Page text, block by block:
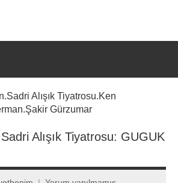
Alışık Tiyatrosu.Ken
Gürzumar
Alışık Tiyatrosu: GUGUK